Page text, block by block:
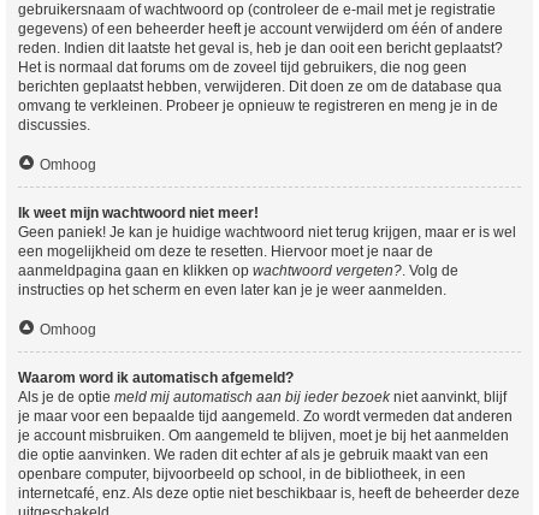
gebruikersnaam of wachtwoord op (controleer de e-mail met je registratie
gegevens) of een beheerder heeft je account verwijderd om één of andere
reden. Indien dit laatste het geval is, heb je dan ooit een bericht geplaatst?
Het is normaal dat forums om de zoveel tijd gebruikers, die nog geen
berichten geplaatst hebben, verwijderen. Dit doen ze om de database qua
omvang te verkleinen. Probeer je opnieuw te registreren en meng je in de
discussies.
Omhoog
Ik weet mijn wachtwoord niet meer!
Geen paniek! Je kan je huidige wachtwoord niet terug krijgen, maar er is wel
een mogelijkheid om deze te resetten. Hiervoor moet je naar de
aanmeldpagina gaan en klikken op wachtwoord vergeten?. Volg de
instructies op het scherm en even later kan je je weer aanmelden.
Omhoog
Waarom word ik automatisch afgemeld?
Als je de optie meld mij automatisch aan bij ieder bezoekniet aanvinkt, blijf
je maar voor een bepaalde tijd aangemeld. Zo wordt vermeden dat anderen
je account misbruiken. Om aangemeld te blijven, moet je bij het aanmelden
die optie aanvinken. We raden dit echter af als je gebruik maakt van een
openbare computer, bijvoorbeeld op school, in de bibliotheek, in een
internetcafé, enz. Als deze optie niet beschikbaar is, heeft de beheerder deze